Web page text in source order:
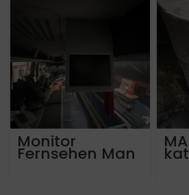
Monitor
Fernsehen Man
Lions Coach 3